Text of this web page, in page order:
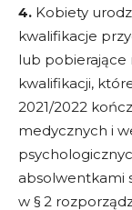
4. Kobiety
kwalifikacje
lub pobierające
kwalifikacji,
2021/2022
medycznych i
absolwentkami
w § 2